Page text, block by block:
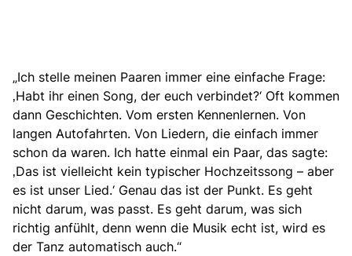
„Ich stelle meinen Paaren immer eine einfache Frage:
‚Habt ihr einen Song, der euch verbindet?‘ Oft kommen
dann Geschichten. Vom ersten Kennenlernen. Von
langen Autofahrten. Von Liedern, die einfach immer
schon da waren. Ich hatte einmal ein Paar, das sagte:
‚Das ist vielleicht kein typischer Hochzeitssong – aber
es ist unser Lied.‘ Genau das ist der Punkt. Es geht
nicht darum, was passt. Es geht darum, was sich
richtig anfühlt, denn wenn die Musik echt ist, wird es
der Tanz automatisch auch.“